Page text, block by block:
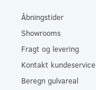
Åbningstider
Showrooms
Fragt og levering
Kontakt kundeservice
Beregn gulvareal